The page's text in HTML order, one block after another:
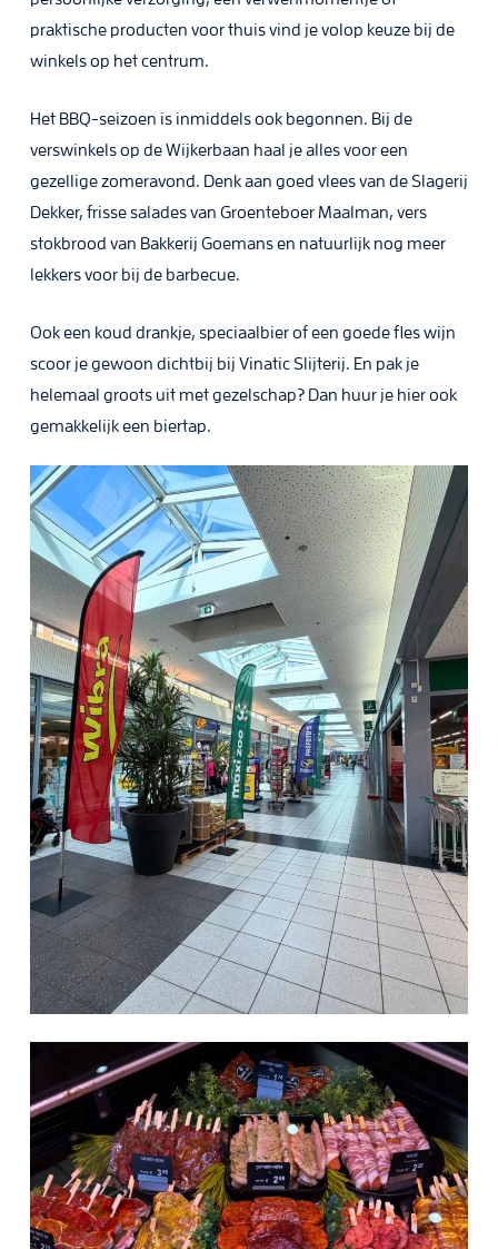
praktische producten voor thuis vind je volop keuze bij de
winkels op het centrum.
Het BBQ-seizoen is inmiddels ook begonnen. Bij de
verswinkels op de Wijkerbaan haal je alles voor een
gezellige zomeravond. Denk aan goed vlees van de Slagerij
Dekker, frisse salades van Groenteboer Maalman, vers
stokbrood van Bakkerij Goemans en natuurlijk nog meer
lekkers voor bij de barbecue.
Ook een koud drankje, speciaalbier of een goede fles wijn
scoor je gewoon dichtbij bij Vinatic Slijterij. En pak je
helemaal groots uit met gezelschap? Dan huur je hier ook
gemakkelijk een biertap.